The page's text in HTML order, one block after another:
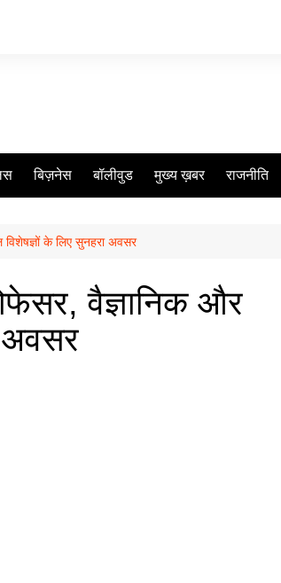
बिज़नेस बॉलीवुड मुख्य ख़बर राजनीति
के लिए सुनहरा अवसर
वैज्ञानिक और
अवसर